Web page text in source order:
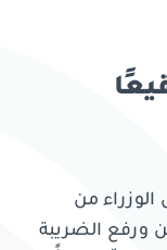
من
ورفع الضريبة